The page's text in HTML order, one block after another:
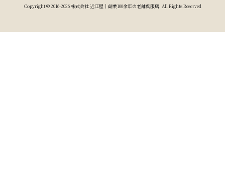
Copyright © 2016-2026 株式会社 近江屋｜創業100余年の老舗呉服店. All Rights Reserved